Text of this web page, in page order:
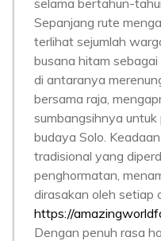
selama bertahun-
Sepanjang rute
terlihat sejumlah
busana hitam
di antaranya
bersama raja,
sumbangsihnya
budaya Solo.
tradisional yang
penghormatan,
dirasakan oleh setiap
https://
Dengan penuh rasa